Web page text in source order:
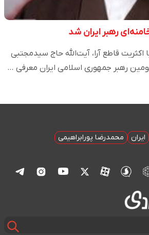
رهبر ایران شد
قاطع آرا، آیت‌الله حاج سیدمجتبی
رهبر جمهوری اسلامی ایران معرفی …
ایران
محمدرضا پورابراهیمی